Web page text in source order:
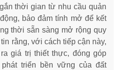
thời gian từ nhu cầu quản
bảo đảm tính mở để kết
thời sẵn sàng mở rộng quy
rằng, với cách tiếp cận này,
giá trị thiết thực, đóng góp
triển bền vững của đất